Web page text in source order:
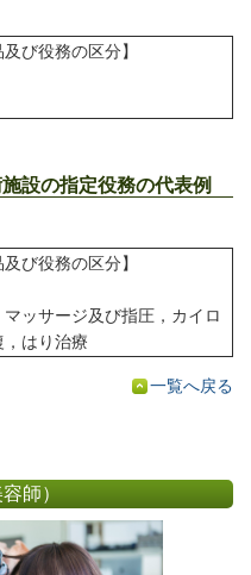
び役務の区分】
設の指定役務の代表例
び役務の区分】
ッサージ及び指圧，カイロ
はり治療
一覧へ戻る
師）